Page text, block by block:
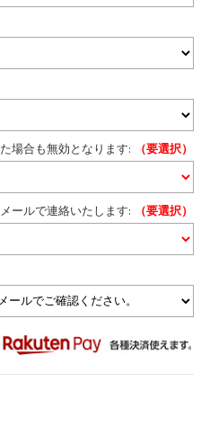
場合も無効となります: （要選択）
ールで連絡いたします: （要選択）